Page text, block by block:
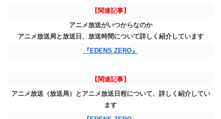
【関連記事】
アニメ放送がいつからなのか
アニメ放送局と放送日、放送時間について詳しく紹介しています
『EDENS ZERO』
【関連記事】
アニメ放送（放送局）とアニメ放送日程について、詳しく紹介してい
ます